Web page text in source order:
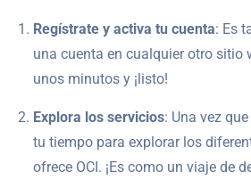
Regístrate y activa tu cuenta: Es
una cuenta en cualquier otro sitio
unos minutos y ¡listo!
Explora los servicios: Una vez
tu tiempo para explorar los
ofrece OCI. ¡Es como un viaje de